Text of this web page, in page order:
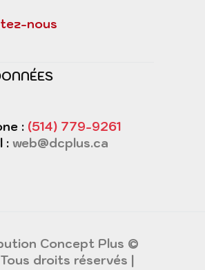
nous
: (514) 779-9261
: web@dcplus.ca
Concept Plus ©
droits réservés |